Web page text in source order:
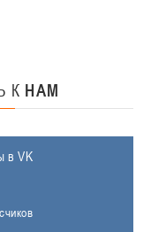
К НАМ
в VK